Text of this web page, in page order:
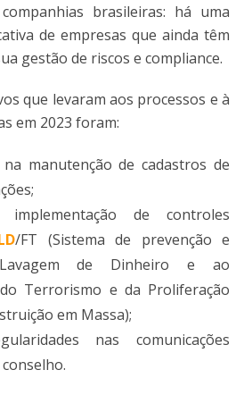
brasileiras: há uma
de empresas que ainda têm
gestão de riscos e compliance.
que levaram aos processos e à
em 2023 foram:
manutenção de cadastros de
implementação de controles
/FT (Sistema de prevenção e
de Dinheiro e ao
Terrorismo e da Proliferação
em Massa);
nas comunicações